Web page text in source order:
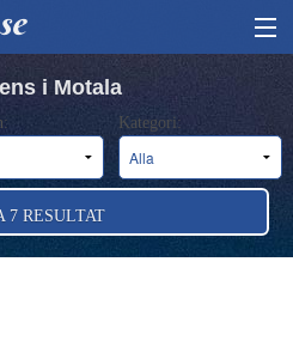
i Motala
Kategori:
7RESULTAT
i